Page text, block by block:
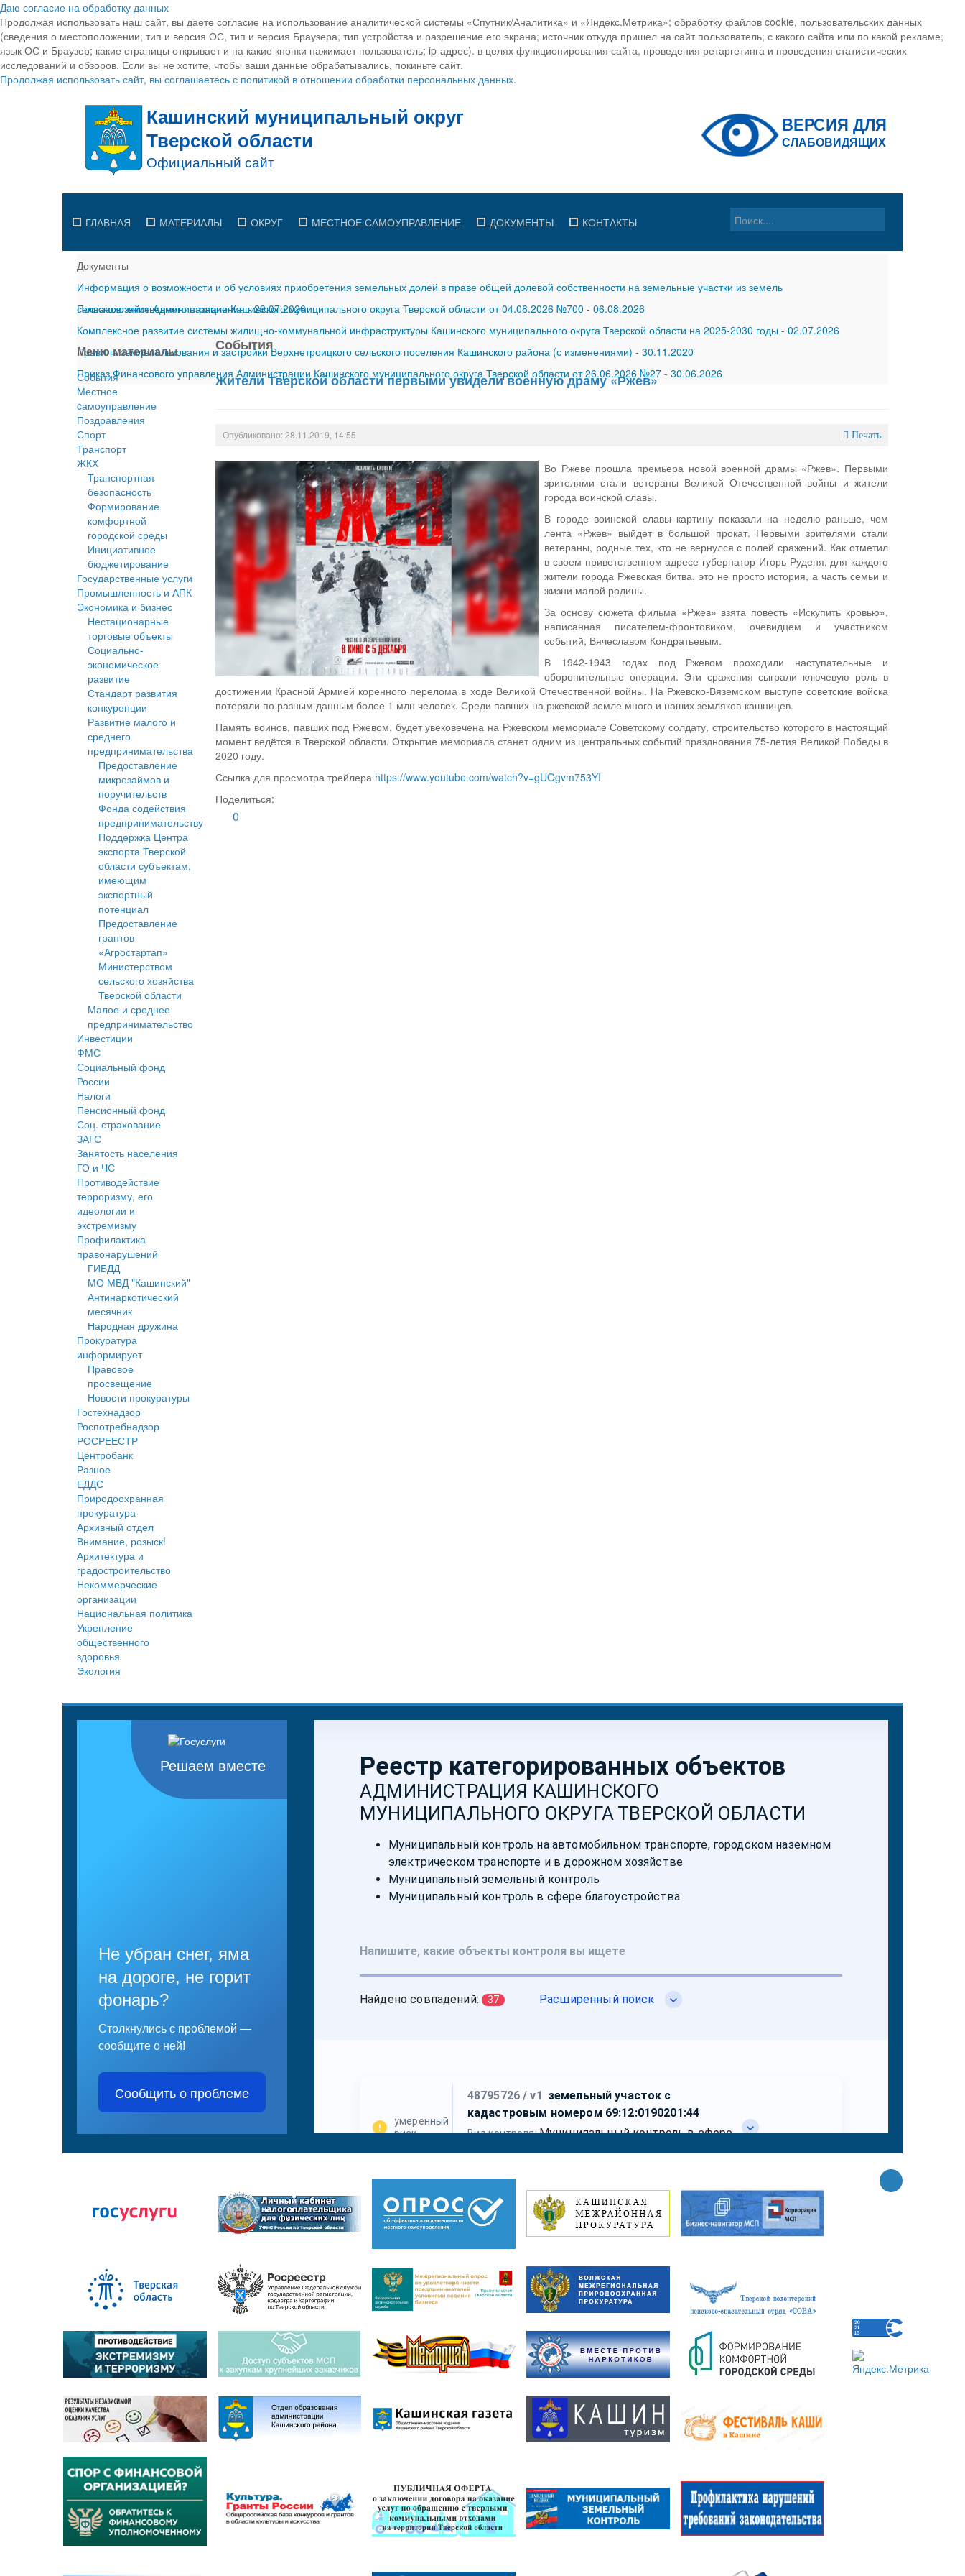
Даю согласие на обработку данных
Продолжая использовать наш сайт, вы даете согласие на использование аналитической системы «Спутник/Аналитика» и «Яндекс.Метрика»; обработку файлов cookie, пользовательских данных
(сведения о местоположении; тип и версия ОС, тип и версия Браузера; тип устройства и разрешение его экрана; источник откуда пришел на сайт пользователь; с какого сайта или по какой рекламе;
язык ОС и Браузер; какие страницы открывает и на какие кнопки нажимает пользователь; ip-адрес). в целях функционирования сайта, проведения ретаргетинга и проведения статистических
исследований и обзоров. Если вы не хотите, чтобы ваши данные обрабатывались, покиньте сайт.
Продолжая использовать сайт, вы соглашаетесь с политикой в отношении обработки персональных данных.
ГЛАВНАЯ МАТЕРИАЛЫ ОКРУГ МЕСТНОЕ САМОУПРАВЛЕНИЕ ДОКУМЕНТЫ КОНТАКТЫ
Документы
Информация о возможности и об условиях приобретения земельных долей в праве общей долевой собственности на земельные участки из земель
сельскохозяйственного назначения-29.07.2026
Постановление Администрации Кашинского муниципального округа Тверской области от 04.08.2026 №700 - 06.08.2026
Комплексное развитие системы жилищно-коммунальной инфраструктуры Кашинского муниципального округа Тверской области на 2025-2030 годы - 02.07.2026
Правила землепользования и застройки Верхнетроицкого сельского поселения Кашинского района (с изменениями) - 30.11.2020
Приказ Финансового управления Администрации Кашинского муниципального округа Тверской области от 26.06.2026 №27 - 30.06.2026
Меню материалы
События
Местное
cамоуправление
Поздравления
Спорт
Транспорт
ЖКХ
Транспортная
безопасность
Формирование
комфортной
городской среды
Инициативное
бюджетирование
Государственные услуги
Промышленность и АПК
Экономика и бизнес
Нестационарные
торговые объекты
Социально-
экономическое
развитие
Стандарт развития
конкуренции
Развитие малого и
среднего
предпринимательства
Предоставление
микрозаймов и
поручительств
Фонда содействия
предпринимательству
Поддержка Центра
экспорта Тверской
области субъектам,
имеющим
экспортный
потенциал
Предоставление
грантов
«Агростартап»
Министерством
сельского хозяйства
Тверской области
Малое и среднее
предпринимательство
Инвестиции
ФМС
Социальный фонд
России
Налоги
Пенсионный фонд
Соц. страхование
ЗАГС
Занятость населения
ГО и ЧС
Противодействие
терроризму, его
идеологии и
экстремизму
Профилактика
правонарушений
ГИБДД
МО МВД "Кашинский"
Антинаркотический
месячник
Народная дружина
Прокуратура
информирует
Правовое
просвещение
Новости прокуратуры
Гостехнадзор
Роспотребнадзор
РОСРЕЕСТР
Центробанк
Разное
ЕДДС
Природоохранная
прокуратура
Архивный отдел
Внимание, розыск!
Архитектура и
градостроительство
Некоммерческие
организации
Национальная политика
Укрепление
общественного
здоровья
Экология
События
Жители Тверской области первыми увидели военную драму «Ржев»
Опубликовано: 28.11.2019, 14:55 Печать
Во Ржеве прошла премьера новой военной драмы «Ржев». Первыми
зрителями стали ветераны Великой Отечественной войны и жители
города воинской славы.
В городе воинской славы картину показали на неделю раньше, чем
лента «Ржев» выйдет в большой прокат. Первыми зрителями стали
ветераны, родные тех, кто не вернулся с полей сражений. Как отметил
в своем приветственном адресе губернатор Игорь Руденя, для каждого
жители города Ржевская битва, это не просто история, а часть семьи и
жизни малой родины.
За основу сюжета фильма «Ржев» взята повесть «Искупить кровью»,
написанная писателем-фронтовиком, очевидцем и участником
событий, Вячеславом Кондратьевым.
В 1942-1943 годах под Ржевом проходили наступательные и
оборонительные операции. Эти сражения сыграли ключевую роль в
достижении Красной Армией коренного перелома в ходе Великой Отечественной войны. На Ржевско-Вяземском выступе советские войска
потеряли по разным данным более 1 млн человек. Среди павших на ржевской земле много и наших земляков-кашницев.
Память воинов, павших под Ржевом, будет увековечена на Ржевском мемориале Советскому солдату, строительство которого в настоящий
момент ведётся в Тверской области. Открытие мемориала станет одним из центральных событий празднования 75-летия Великой Победы в
2020 году.
Ссылка для просмотра трейлера https://www.youtube.com/watch?v=gUOgvm753YI
Поделиться:
0
Решаем вместе
Не убран снег, яма
на дороге, не горит
фонарь?
Столкнулись с проблемой —
сообщите о ней!
Сообщить о проблеме